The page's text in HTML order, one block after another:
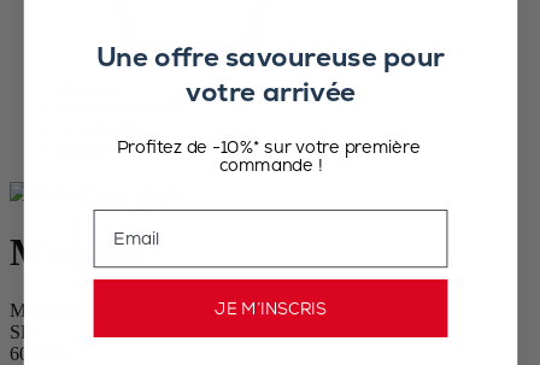
Maestro
Maestro
Maestro Bague Zamak
SKU
600488
Une offre savoureuse pour
votre arrivée
Profitez de -10%* sur votre première
commande !
JE M’INSCRIS